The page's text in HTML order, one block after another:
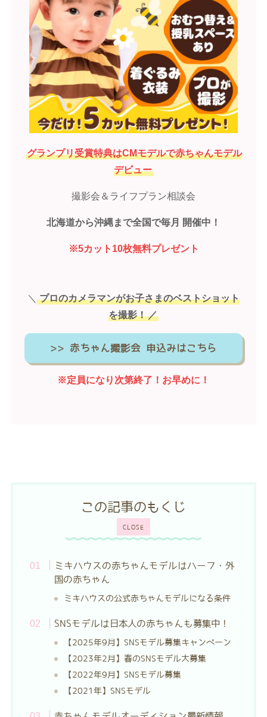
グランプリ受賞特典はCMモデルで赤ちゃんモデル
デビュー
撮影会＆ライフプラン相談会
北海道から沖縄まで全国で毎月 開催中！
※5カット10枚無料プレゼント
＼ プロのカメラマンがお子さまのベストショット
を撮影！／
>> 赤ちゃん撮影会 申込みはこちら
※定員になり次第終了！お早めに！
CLOSE
この記事のもくじ
ミキハウスの赤ちゃんモデルはハーフ・外
国の赤ちゃん
ミキハウスの公式赤ちゃんモデルになる条件
SNSモデルは日本人の赤ちゃんも募集中！
【2025年9月】SNSモデル募集キャンペーン
【2023年2月】春のSNSモデル大募集
【2022年9月】SNSモデル募集
【2021年】SNSモデル